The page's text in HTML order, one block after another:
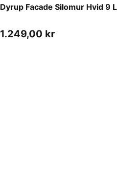
Dyrup Facade Silomur Hvid 9 L
1.249,00 kr